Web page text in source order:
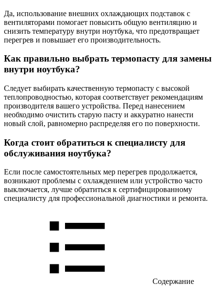
Да, использование внешних охлаждающих подставок с
вентиляторами помогает повысить общую вентиляцию и
снизить температуру внутри ноутбука, что предотвращает
перегрев и повышает его производительность.
Как правильно выбрать термопасту для замены
внутри ноутбука?
Следует выбирать качественную термопасту с высокой
теплопроводностью, которая соответствует рекомендациям
производителя вашего устройства. Перед нанесением
необходимо очистить старую пасту и аккуратно нанести
новый слой, равномерно распределяя его по поверхности.
Когда стоит обратиться к специалисту для
обслуживания ноутбука?
Если после самостоятельных мер перегрев продолжается,
возникают проблемы с охлаждением или устройство часто
выключается, лучше обратиться к сертифицированному
специалисту для профессиональной диагностики и ремонта.
Содержание